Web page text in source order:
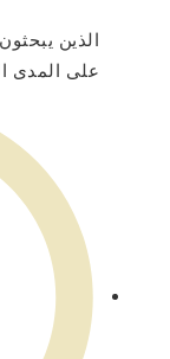
الذين
على المدى